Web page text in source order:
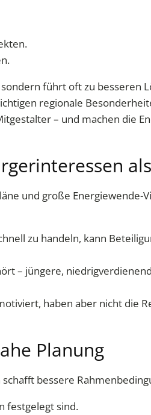
führt oft zu besseren
regionale
– und machen die
und große Energiewende-
zu handeln, kann
– jüngere,
haben aber nicht die
Planung
bessere
festgelegt sind.